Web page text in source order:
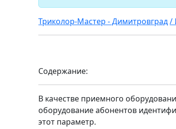
Триколор-Мастер - Димитровград/
Содержание:
В качестве приемного
оборудование абонентов
этот параметр.